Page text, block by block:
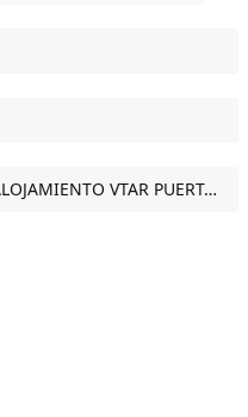
RESERVA JAEN (VILLACARRILLO) ALOJAMIENTO VTAR PUERTA DEL SOL ESTUDIO VILLACARRILLO (JAEN) (1)